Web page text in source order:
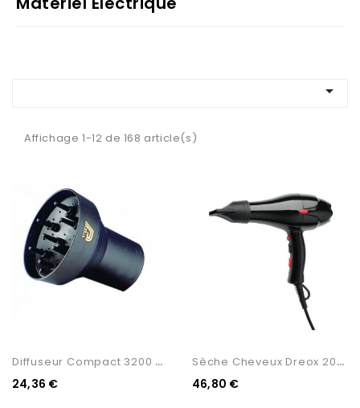

Affichage 1-12 de 168 article(s)
D
Iffuseur Compact 3200 PARLUX
24,36 €
S
Èche Cheveux Dreox 2000w...
46,80 €